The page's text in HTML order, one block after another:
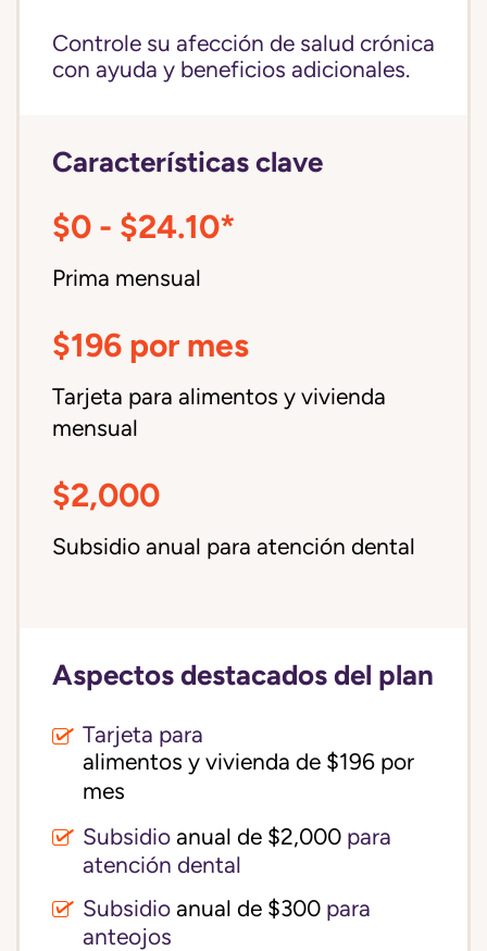
Controle su afección de salud crónica
con ayuda y beneficios adicionales.
Características clave
$0 - $24.10*
Prima mensual
$196 por mes
Tarjeta para alimentos y vivienda
mensual
$2,000
Subsidio anual para atención dental
Aspectos destacados del plan
Tarjeta para
alimentos y vivienda de $196 por
mes
Subsidio anual de $2,000 para
atención dental
Subsidio anual de $300 para
anteojos